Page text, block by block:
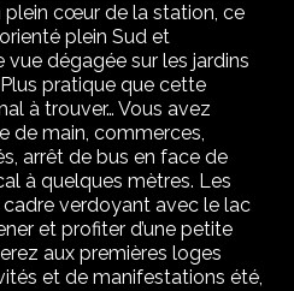
plein cœur de la station, ce
plein Sud et
dégagée sur les jardins
pratique que cette
à trouver… Vous avez
de main, commerces,
arrêt de bus en face de
à quelques mètres. Les
cadre verdoyant avec le lac
et profiter d’une petite
aux premières loges
et de manifestations été,